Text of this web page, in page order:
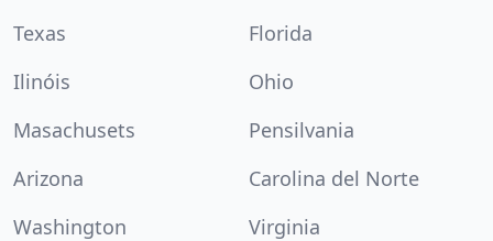
Texas
Florida
Ilinóis
Ohio
Masachusets
Pensilvania
Arizona
Carolina del Norte
Washington
Virginia